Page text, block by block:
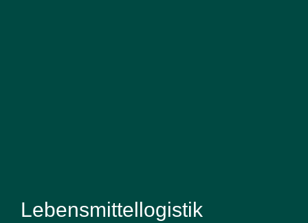
Lebensmittellogistik